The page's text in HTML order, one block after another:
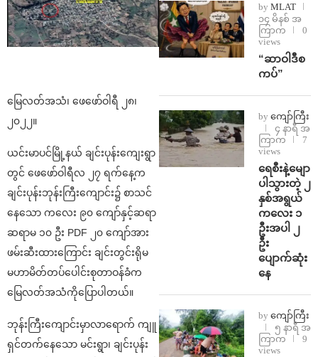
မြေလတ်အသံ၊ ဖေဖော်ဝါရီ ၂၈၊
၂၀၂၂။
ယင်းမာပင်မြို့နယ် ချင်းပုန်းကျေးရွာ
တွင် ဖေဖော်ဝါရီလ ၂၇ ရက်နေ့က
ချင်းပုန်းဘုန်းကြီးကျောင်း၌ စာသင်
နေသော ကလေး ၉၀ ကျော်နှင့်ဆရာ
ဆရာမ ၁၀ ဦး PDF ၂၀ ကျော်အား
ဖမ်းဆီးထားကြောင်း ချင်းတွင်းရိုမ
မဟာမိတ်တပ်ပေါင်းစုတာဝန်ခံက
မြေလတ်အသံကိုပြောပါတယ်။
ဘုန်းကြီးကျောင်းမှာလာရောက် ကျူ
ရှင်တက်နေသော မင်းရွာ၊ ချင်းပုန်း
by MLAT
၁၄ မိနစ် အ
ကြာက
0
views
“ဆာဝါဒီစ
ကပ်”
by ကျော်ကြီး
၄ နာရီ အ
ကြာက
7
views
ရေစီးနဲ့မျော
ပါသွားတဲ့ ၂
နှစ်အရွယ်
ကလေး ၁
ဦးအပါ ၂
ဦး
ပျောက်ဆုံး
နေ
by ကျော်ကြီး
၅ နာရီ အ
ကြာက
9
views